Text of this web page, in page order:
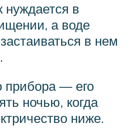
нуждается в
а воде
в нем
— его
ночью, когда
ниже.